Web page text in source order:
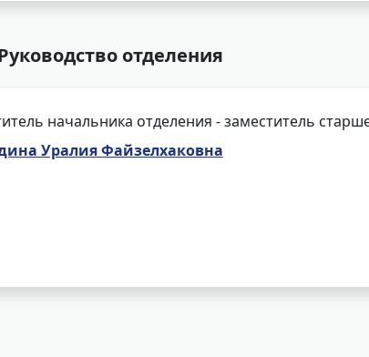
отделения
начальника отделения - заместитель
Уралия Файзелхаковна